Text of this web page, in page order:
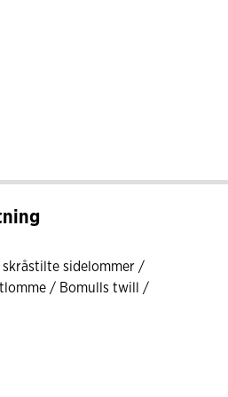
sidelommer /
/ Bomulls twill /